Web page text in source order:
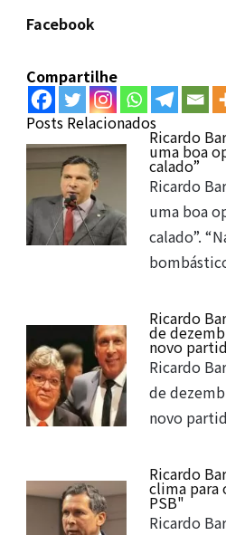
Facebook
Compartilhe
Posts Relacionados
Ricardo
uma boa
calado”
Ricardo
uma boa
calado”.
Ricardo
de
novo
Ricardo
de
novo
Ricardo
clima para
PSB"
Ricardo